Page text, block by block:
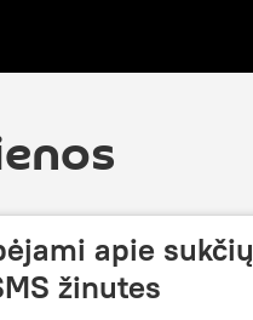
apie sukčių
žinutes